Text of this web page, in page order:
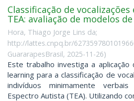
Classificação de
TEA: avaliação de modelos
Hora, Thiago Jorge Lins da;
http://lattes.cnpq.br/
GuararapesBrasil, 2025-11-26)
Este trabalho investiga a aplicação
learning para a classificação de
indivíduos minimamente
Espectro Autista (TEA). Utilizando